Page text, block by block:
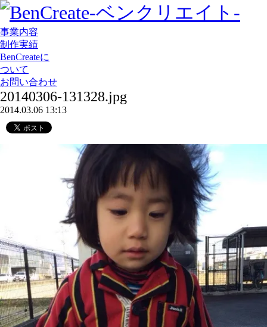
事業内容
制作実績
BenCreateに
ついて
お問い合わせ
20140306-131328.jpg
2014.03.06 13:13